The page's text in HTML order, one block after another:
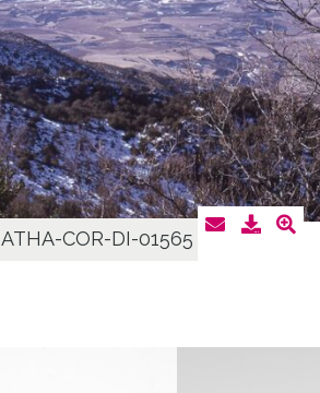
ATHA-COR-DI-01565